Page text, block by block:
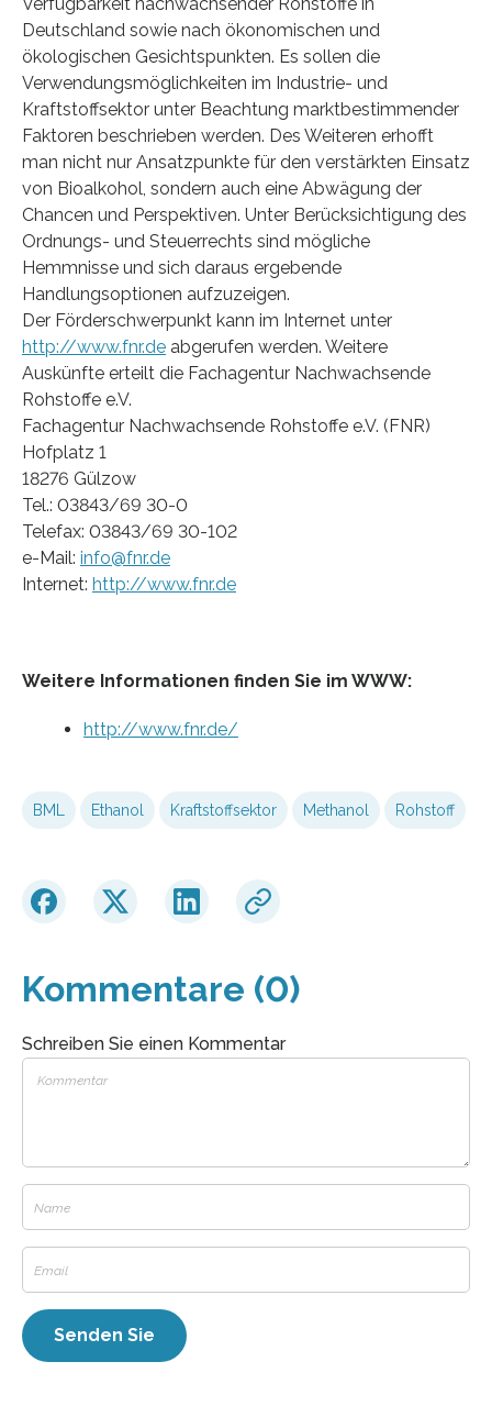
Deutschland sowie nach ökonomischen und
ökologischen Gesichtspunkten. Es sollen die
Verwendungsmöglichkeiten im Industrie- und
Kraftstoffsektor unter Beachtung marktbestimmender
Faktoren beschrieben werden. Des Weiteren erhofft
man nicht nur Ansatzpunkte für den verstärkten Einsatz
von Bioalkohol, sondern auch eine Abwägung der
Chancen und Perspektiven. Unter Berücksichtigung des
Ordnungs- und Steuerrechts sind mögliche
Hemmnisse und sich daraus ergebende
Handlungsoptionen aufzuzeigen.
Der Förderschwerpunkt kann im Internet unter
http://www.fnr.de abgerufen werden. Weitere
Auskünfte erteilt die Fachagentur Nachwachsende
Rohstoffe e.V.
Fachagentur Nachwachsende Rohstoffe e.V. (FNR)
Hofplatz 1
18276 Gülzow
Tel.: 03843/69 30-0
Telefax: 03843/69 30-102
e-Mail: info@fnr.de
Internet: http://www.fnr.de
Weitere Informationen finden Sie im WWW:
http://www.fnr.de/
BML Ethanol Kraftstoffsektor Methanol Rohstoff
Kommentare (0)
Schreiben Sie einen Kommentar